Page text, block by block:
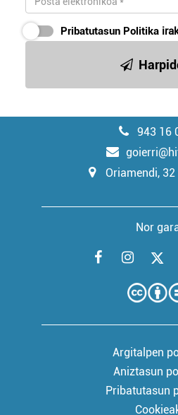
Pribatutasun Politika
943 16
Oriamendi, 32
Nor
Argitalpen
Aniztasun
Pribatutasun